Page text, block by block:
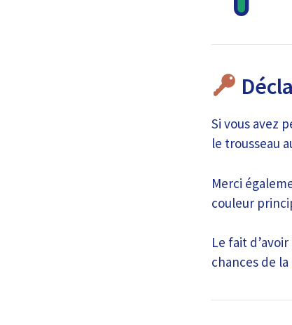
Si vous avez
le trousseau
Merci
couleur
Le fait
chances de